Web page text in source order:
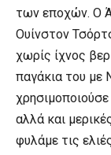
των εποχών. Ο
Ουίνστον
χωρίς ίχνος
παγάκια του με
αλλά και
φυλάμε τις